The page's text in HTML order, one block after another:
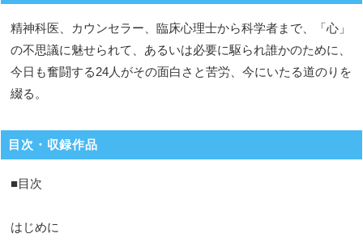
精神科医、カウンセラー、臨床心理士から科学者まで、「心」
の不思議に魅せられて、あるいは必要に駆られ誰かのために、
今日も奮闘する24人がその面白さと苦労、今にいたる道のりを
綴る。
目次・収録作品
■目次
はじめに